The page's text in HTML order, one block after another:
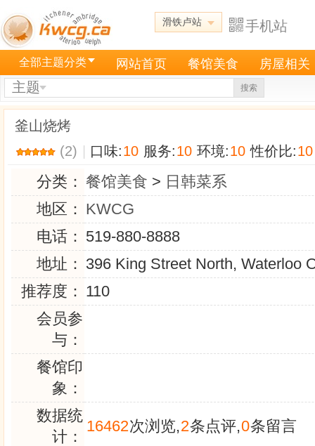
滑铁卢站 手机站
全部主题分类 网站首页 餐馆美食 房屋相关
主题 搜索
釜山烧烤
(2)
口味:10 服务:10 环境:10 性价比:10
分类： 餐馆美食 > 日韩菜系
地区： KWCG
电话： 519-880-8888
地址： 396 King Street North, Waterloo
推荐度： 110
会员参
与：
餐馆印
象：
数据统
计：
16462次浏览,2条点评,0条留言